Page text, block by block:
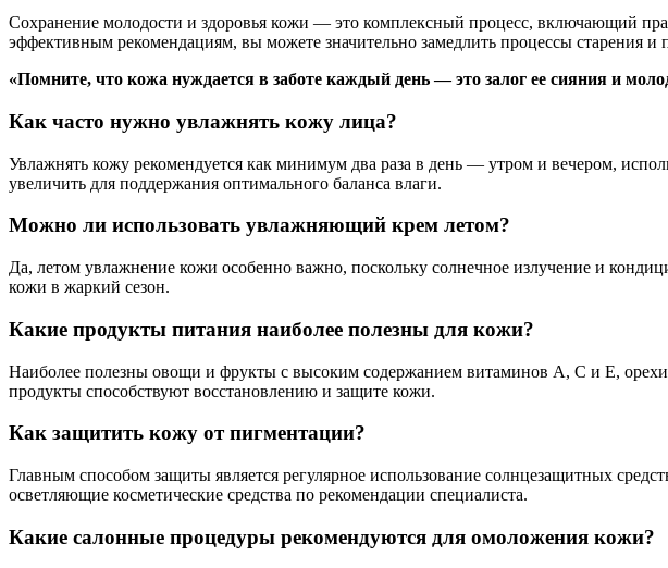
Сохранение молодости и здоровья кожи — это комплексный процесс, включающий
эффективным рекомендациям, вы можете значительно замедлить процессы старения и
«Помните, что кожа нуждается в заботе каждый день — это залог ее сияния и
Как часто нужно увлажнять кожу лица?
Увлажнять кожу рекомендуется как минимум два раза в день — утром и вечером,
увеличить для поддержания оптимального баланса влаги.
Можно ли использовать увлажняющий крем летом?
Да, летом увлажнение кожи особенно важно, поскольку солнечное излучение и
кожи в жаркий сезон.
Какие продукты питания наиболее полезны для кожи?
Наиболее полезны овощи и фрукты с высоким содержанием витаминов A, C и E,
продукты способствуют восстановлению и защите кожи.
Как защитить кожу от пигментации?
Главным способом защиты является регулярное использование солнцезащитных
осветляющие косметические средства по рекомендации специалиста.
Какие салонные процедуры рекомендуются для омоложения кожи?